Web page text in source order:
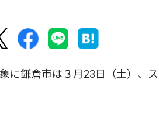
鎌倉市は３月23日（土）、